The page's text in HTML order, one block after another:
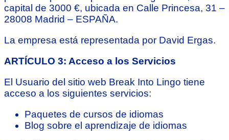
capital de 3000 €, ubicada en Calle Princesa, 31 –
28008 Madrid – ESPAÑA.
La empresa está representada por David Ergas.
ARTÍCULO 3: Acceso a los Servicios
El Usuario del sitio web Break Into Lingo tiene
acceso a los siguientes servicios:
Paquetes de cursos de idiomas
Blog sobre el aprendizaje de idiomas